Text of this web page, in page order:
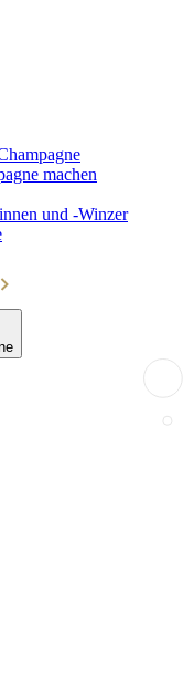
machen
und -Winzer